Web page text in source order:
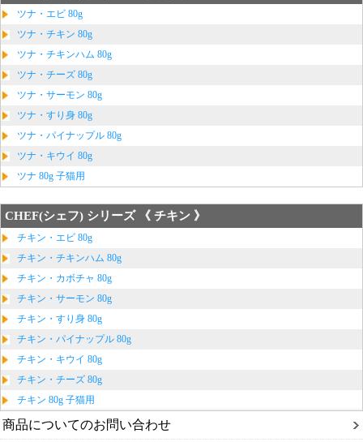
ツナ・エビ 80g
ツナ・チキン 80g
ツナ・チキンハム 80g
ツナ・チーズ 80g
ツナ・サーモン 80g
ツナ・すり身 80g
ツナ・パイナップル 80g
ツナ・キウイ 80g
ツナ 80g 子猫用
CHEF(シェフ) シリーズ 《 チキン 》
チキン・エビ 80g
チキン・チキンハム 80g
チキン・カボチャ 80g
チキン・サーモン 80g
チキン・すり身 80g
チキン・パイナップル 80g
チキン・キウイ 80g
チキン・チーズ 80g
チキン 80g 子猫用
商品についてのお問い合わせ